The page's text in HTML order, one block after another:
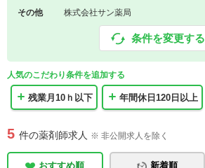
その他
株式会社サン薬局
条件を変更する
人気のこだわり条件を追加する
残業月10ｈ以下 年間休日120日以上
5 件の薬剤師求人 ※ 非公開求人を除く
おすすめ順 新着順